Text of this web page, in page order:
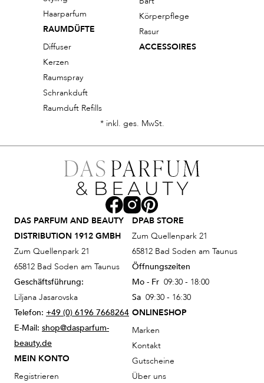
Haarparfum
RAUMDÜFTE
Diffuser
Kerzen
Raumspray
Schrankduft
Raumduft Refills
Körperpflege
Rasur
ACCESSOIRES
* inkl. ges. MwSt.
DAS PARFUM AND BEAUTY
DISTRIBUTION 1912 GMBH
Zum Quellenpark 21
65812 Bad Soden am Taunus
Geschäftsführung:
Liljana Jasarovska
Telefon: +49 (0) 6196 7668264
E-Mail: shop@dasparfum-
beauty.de
MEIN KONTO
Registrieren
DPAB STORE
Zum Quellenpark 21
65812 Bad Soden am Taunus
Öffnungszeiten
Mo - Fr 09:30 - 18:00
Sa 09:30 - 16:30
ONLINESHOP
Marken
Kontakt
Gutscheine
Über uns